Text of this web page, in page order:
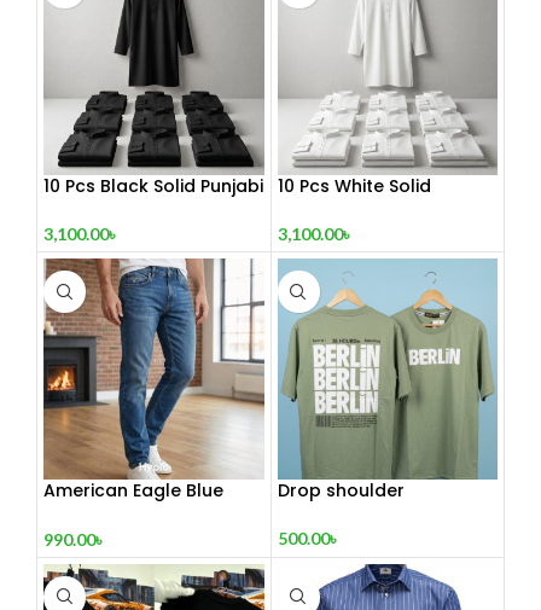
10 Pcs Black Solid Punjabi
3,100.00৳
10 Pcs White Solid
3,100.00৳
American Eagle Blue
990.00৳
Drop shoulder
500.00৳